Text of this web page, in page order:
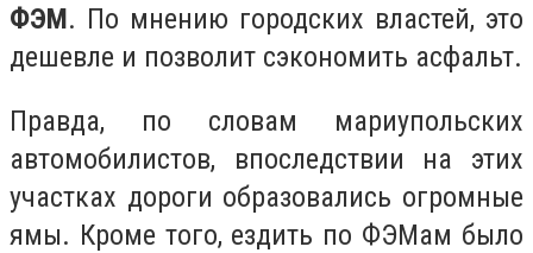
ФЭМ. По мнению городских властей, это
дешевле и позволит сэкономить асфальт.
Правда, по словам мариупольских
автомобилистов, впоследствии на этих
участках дороги образовались огромные
ямы. Кроме того, ездить по ФЭМам было